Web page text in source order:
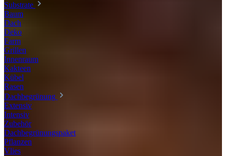
Substrate
Baum
Dach
Deko
Farm
Grillen
Innenraum
Kakteen
Kübel
Rasen
Dachbegrünung
Extensiv
Intensiv
Zubehör
Dachbegrünungspaket
Pflanzen
Vlies